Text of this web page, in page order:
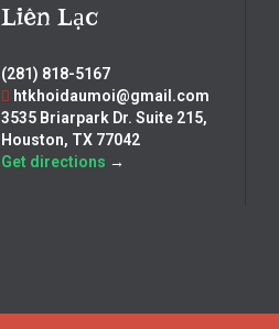
Liên Lạc
(281) 818-5167
htkhoidaumoi@gmail.com
3535 Briarpark Dr. Suite 215,
Houston, TX 77042
Get directions →